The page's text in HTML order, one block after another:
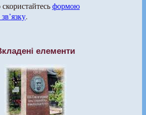
формою
.
елементи